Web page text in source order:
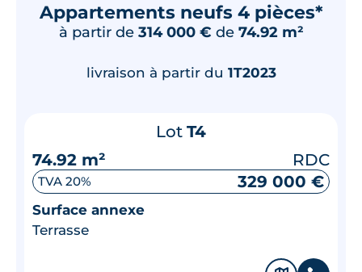
Appartements neufs 4 pièces*
à partir de 314 000 € de 74.92 m²
livraison à partir du 1T2023
Lot T4
74.92 m²
RDC
TVA 20% 329 000 €
Surface annexe
Terrasse